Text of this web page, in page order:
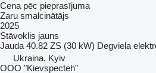
Cena pēc pieprasījuma
Zaru smalcinātājs
2025
Stāvoklis jauns
Jauda 40.82 ZS (30 kW) Degviela
Ukraina, Kyiv
OOO "Kievspecteh"